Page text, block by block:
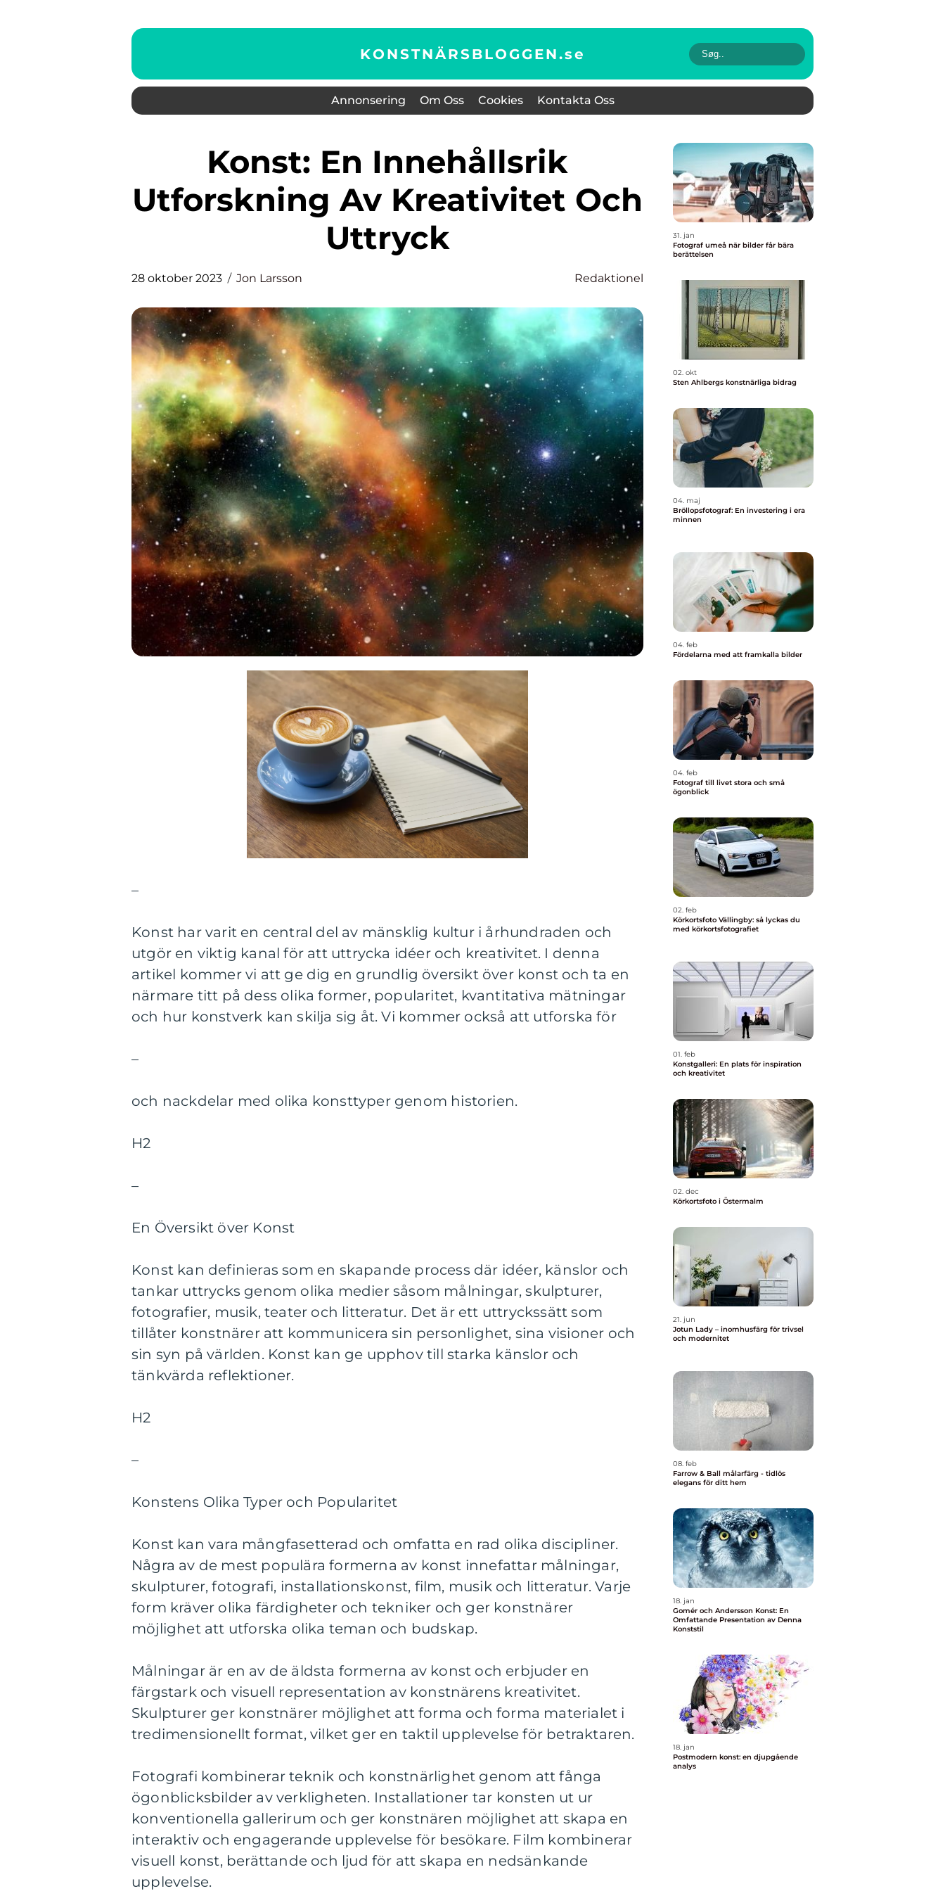
KONSTNÄRSBLOGGEN.se
Annonsering Om Oss Cookies Kontakta Oss
Konst: En Innehållsrik
Utforskning Av Kreativitet Och
Uttryck
28 oktober 2023 Jon Larsson Redaktionel
–
Konst har varit en central del av mänsklig kultur i århundraden och
utgör en viktig kanal för att uttrycka idéer och kreativitet. I denna
artikel kommer vi att ge dig en grundlig översikt över konst och ta en
närmare titt på dess olika former, popularitet, kvantitativa mätningar
och hur konstverk kan skilja sig åt. Vi kommer också att utforska för
–
och nackdelar med olika konsttyper genom historien.
H2
–
En Översikt över Konst
Konst kan definieras som en skapande process där idéer, känslor och
tankar uttrycks genom olika medier såsom målningar, skulpturer,
fotografier, musik, teater och litteratur. Det är ett uttryckssätt som
tillåter konstnärer att kommunicera sin personlighet, sina visioner och
sin syn på världen. Konst kan ge upphov till starka känslor och
tänkvärda reflektioner.
H2
–
Konstens Olika Typer och Popularitet
Konst kan vara mångfasetterad och omfatta en rad olika discipliner.
Några av de mest populära formerna av konst innefattar målningar,
skulpturer, fotografi, installationskonst, film, musik och litteratur. Varje
form kräver olika färdigheter och tekniker och ger konstnärer
möjlighet att utforska olika teman och budskap.
Målningar är en av de äldsta formerna av konst och erbjuder en
färgstark och visuell representation av konstnärens kreativitet.
Skulpturer ger konstnärer möjlighet att forma och forma materialet i
tredimensionellt format, vilket ger en taktil upplevelse för betraktaren.
Fotografi kombinerar teknik och konstnärlighet genom att fånga
ögonblicksbilder av verkligheten. Installationer tar konsten ut ur
konventionella gallerirum och ger konstnären möjlighet att skapa en
interaktiv och engagerande upplevelse för besökare. Film kombinerar
visuell konst, berättande och ljud för att skapa en nedsänkande
upplevelse.
31. jan
Fotograf umeå när bilder får bära
berättelsen
02. okt
Sten Ahlbergs konstnärliga bidrag
04. maj
Bröllopsfotograf: En investering i era
minnen
04. feb
Fördelarna med att framkalla bilder
04. feb
Fotograf till livet stora och små
ögonblick
02. feb
Körkortsfoto Vällingby: så lyckas du
med körkortsfotografiet
01. feb
Konstgalleri: En plats för inspiration
och kreativitet
02. dec
Körkortsfoto i Östermalm
21. jun
Jotun Lady – inomhusfärg för trivsel
och modernitet
08. feb
Farrow & Ball målarfärg - tidlös
elegans för ditt hem
18. jan
Gomér och Andersson Konst: En
Omfattande Presentation av Denna
Konststil
18. jan
Postmodern konst: en djupgående
analys